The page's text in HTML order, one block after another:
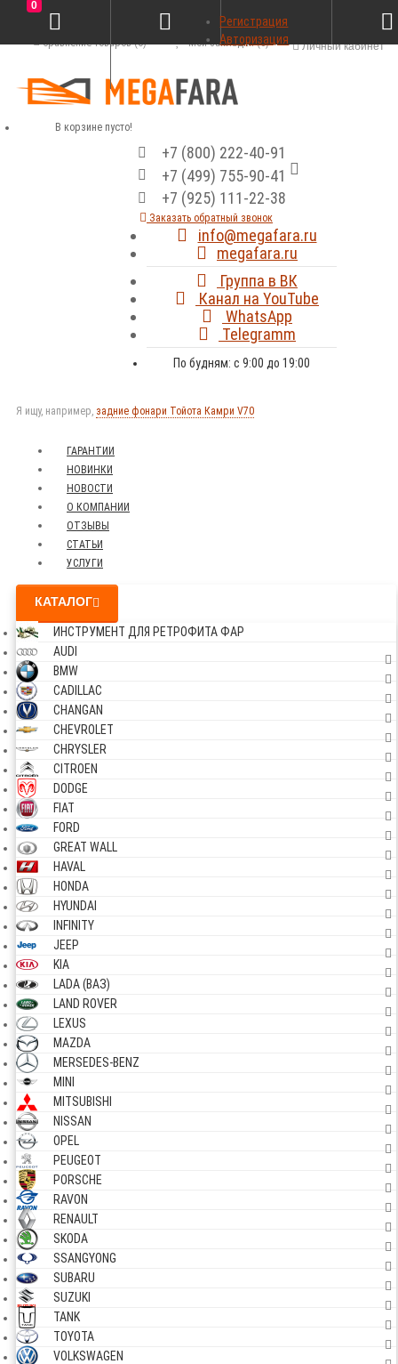
Личный кабинет
Мои закладки (0)
Сравнение товаров (0)
+7 (800) 222-40-91
+7 (499) 755-90-41
+7 (925) 111-22-38
Заказать обратный звонок
info@megafara.ru
megafara.ru
Группа в ВК
Канал на YouTube
WhatsApp
Telegramm
По будням: с 9:00 до 19:00
Я ищу, например, задние фонари Тойота Камри V70
Регистрация
Авторизация
0
В корзине пусто!
ГАРАНТИИ
НОВИНКИ
НОВОСТИ
О КОМПАНИИ
ОТЗЫВЫ
СТАТЬИ
УСЛУГИ
КАТАЛОГ
ИНСТРУМЕНТ ДЛЯ РЕТРОФИТА ФАР
AUDI
BMW
CADILLAC
CHANGAN
CHEVROLET
CHRYSLER
CITROEN
DODGE
FIAT
FORD
GREAT WALL
HAVAL
HONDA
HYUNDAI
INFINITY
JEEP
KIA
LADA (ВАЗ)
LAND ROVER
LEXUS
MAZDA
MERSEDES-BENZ
MINI
MITSUBISHI
NISSAN
OPEL
PEUGEOT
PORSCHE
RAVON
RENAULT
SKODA
SSANGYONG
SUBARU
SUZUKI
TANK
TOYOTA
VOLKSWAGEN